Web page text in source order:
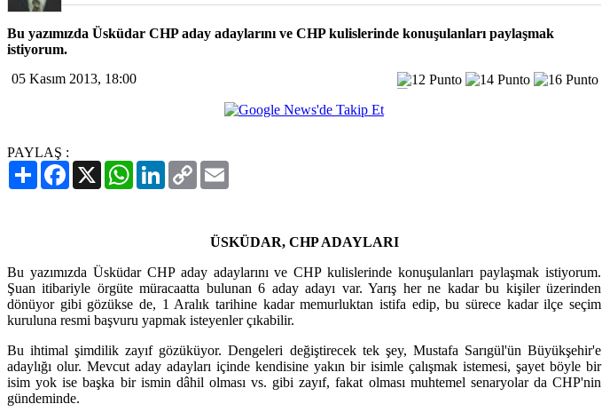
Bu yazımızda Üsküdar CHP aday adaylarını ve CHP kulislerinde konuşulanları paylaşmak
istiyorum.
05 Kasım 2013, 18:00
PAYLAŞ :
PaylaşFacebook
X WhatsAppLinkedIn
Copy
Link
ÜSKÜDAR, CHP ADAYLARI
Bu yazımızda Üsküdar CHP aday adaylarını ve CHP kulislerinde konuşulanları paylaşmak istiyorum.
Şuan itibariyle örgüte müracaatta bulunan 6 aday adayı var. Yarış her ne kadar bu kişiler üzerinden
dönüyor gibi gözükse de, 1 Aralık tarihine kadar memurluktan istifa edip, bu sürece kadar ilçe seçim
kuruluna resmi başvuru yapmak isteyenler çıkabilir.
Bu ihtimal şimdilik zayıf gözüküyor. Dengeleri değiştirecek tek şey, Mustafa Sarıgül'ün Büyükşehir'e
adaylığı olur. Mevcut aday adayları içinde kendisine yakın bir isimle çalışmak istemesi, şayet böyle bir
isim yok ise başka bir ismin dâhil olması vs. gibi zayıf, fakat olması muhtemel senaryolar da CHP'nin
gündeminde.